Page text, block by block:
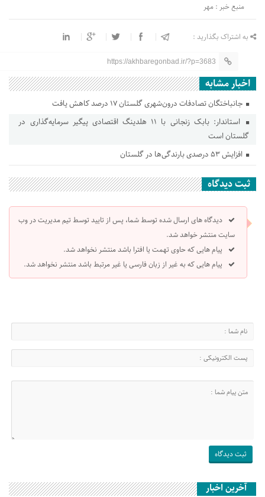
منبع خبر : مهر
به اشتراک بگذارید :
https://akhbaregonbad.ir/?p=3683
اخبار مشابه
جانباختگان تصادفات درون‌شهری گلستان ۱۷ درصد کاهش یافت
استاندار: بابک زنجانی با ۱۱ هلدینگ اقتصادی پیگیر سرمایه‌گذاری در
گلستان است
افزایش ۵۳ درصدی بارندگی‌ها در گلستان
ثبت دیدگاه
دیدگاه های ارسال شده توسط شما، پس از تایید توسط تیم مدیریت در وب
سایت منتشر خواهد شد.
پیام هایی که حاوی تهمت یا افترا باشد منتشر نخواهد شد.
پیام هایی که به غیر از زبان فارسی یا غیر مرتبط باشد منتشر نخواهد شد.
آخرین اخبار